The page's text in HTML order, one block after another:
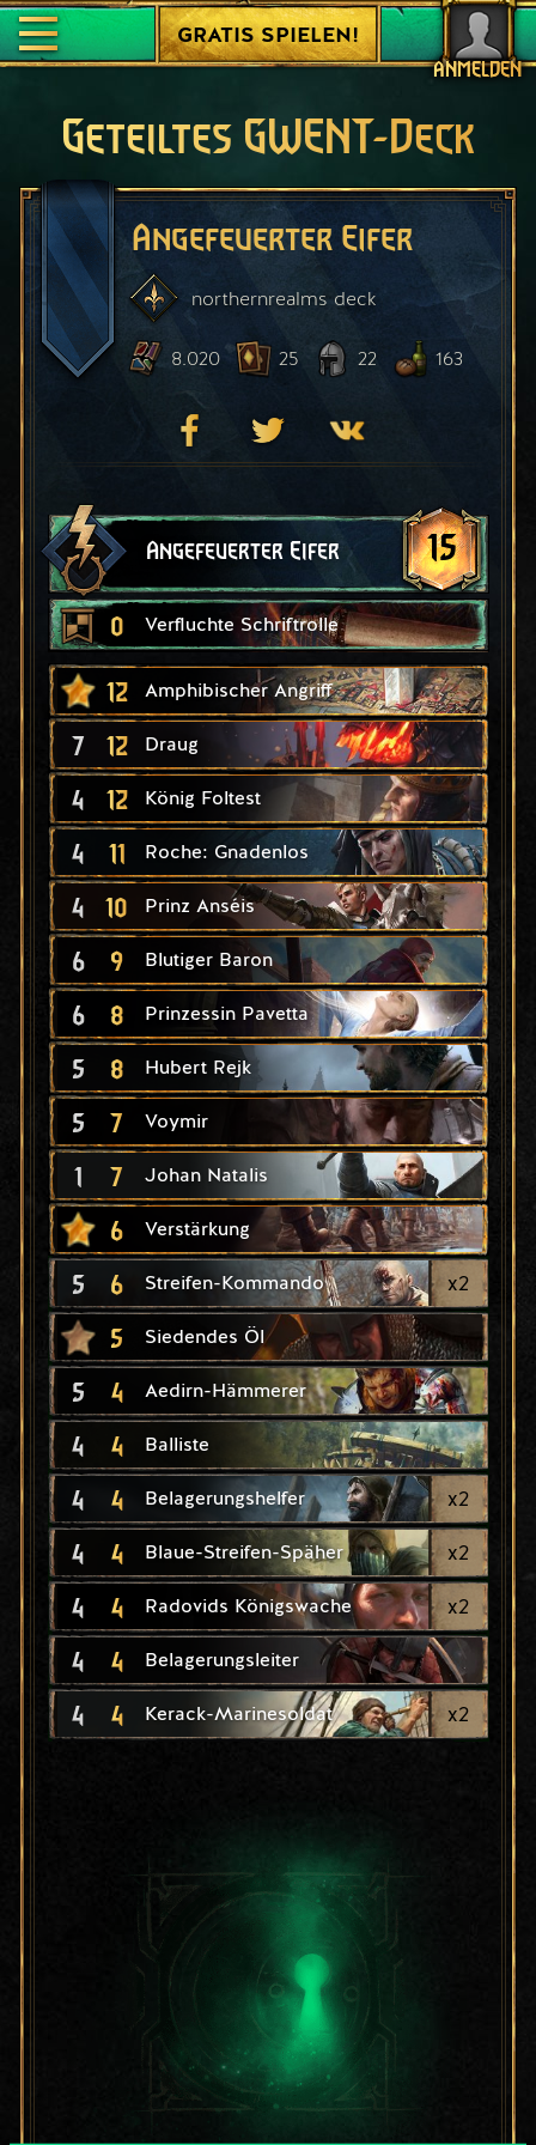
ANMELDEN
GRATIS SPIELEN!
Geteiltes GWENT-Deck
Angefeuerter Eifer
northernrealmsdeck
8.020 25 22 163
Angefeuerter Eifer 15
0 Verfluchte Schriftrolle
12 Amphibischer Angriff
7 12 Draug
4 12 König Foltest
4 11 Roche: Gnadenlos
4 10 Prinz Anséis
6 9 Blutiger Baron
6 8 Prinzessin Pavetta
5 8 Hubert Rejk
5 7 Voymir
1 7 Johan Natalis
6 Verstärkung
5 6 Streifen-Kommando x2
5 Siedendes Öl
5 4 Aedirn-Hämmerer
4 4 Balliste
4 4 Belagerungshelfer x2
4 4 Blaue-Streifen-Späher x2
4 4 Radovids Königswache x2
4 4 Belagerungsleiter
4 4 Kerack-Marinesoldat x2